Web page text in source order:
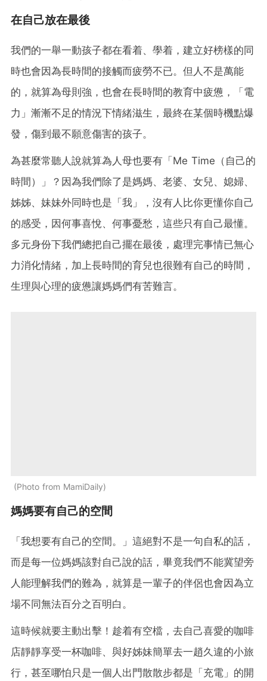
在自己放在最後
我們的一舉一動孩子都在看着、學着，建立好榜樣的同
時也會因為長時間的接觸而疲勞不已。但人不是萬能
的，就算為母則強，也會在長時間的教育中疲憊，「電
力」漸漸不足的情況下情緒滋生，最終在某個時機點爆
發，傷到最不願意傷害的孩子。
為甚麼常聽人說就算為人母也要有「Me Time（自己的
時間）」？因為我們除了是媽媽、老婆、女兒、媳婦、
姊姊、妹妹外同時也是「我」，沒有人比你更懂你自己
的感受，因何事喜悅、何事憂愁，這些只有自己最懂。
多元身份下我們總把自己擺在最後，處理完事情已無心
力消化情緒，加上長時間的育兒也很難有自己的時間，
生理與心理的疲憊讓媽媽們有苦難言。
Photo from MamiDaily
媽媽要有自己的空間
「我想要有自己的空間。」這絕對不是一句自私的話，
而是每一位媽媽該對自己說的話，畢竟我們不能冀望旁
人能理解我們的難為，就算是一輩子的伴侶也會因為立
場不同無法百分之百明白。
這時候就要主動出擊！趁着有空檔，去自己喜愛的咖啡
店靜靜享受一杯咖啡、與好姊妹簡單去一趙久違的小旅
行，甚至哪怕只是一個人出門散散步都是「充電」的開